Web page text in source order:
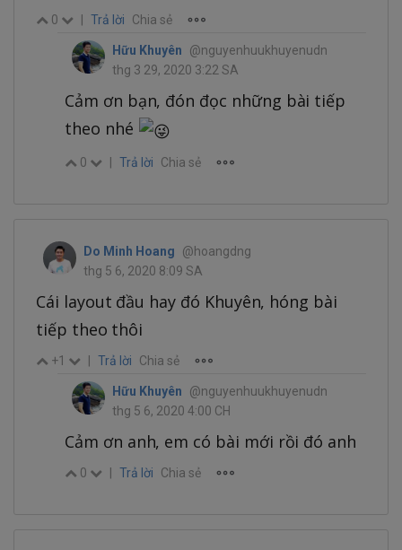
0 Trả lời Chia sẻ
Hữu Khuyên
@nguyenhuukhuyenudn
thg 3 29, 2020 3:22 SA
Cảm ơn bạn, đón đọc những bài tiếp
theo nhé
0 Trả lời Chia sẻ
Do Minh Hoang
@hoangdng
thg 5 6, 2020 8:09 SA
Cái layout đầu hay đó Khuyên, hóng bài
tiếp theo thôi
+1 Trả lời Chia sẻ
Hữu Khuyên
@nguyenhuukhuyenudn
thg 5 6, 2020 4:00 CH
Cảm ơn anh, em có bài mới rồi đó anh
0 Trả lời Chia sẻ